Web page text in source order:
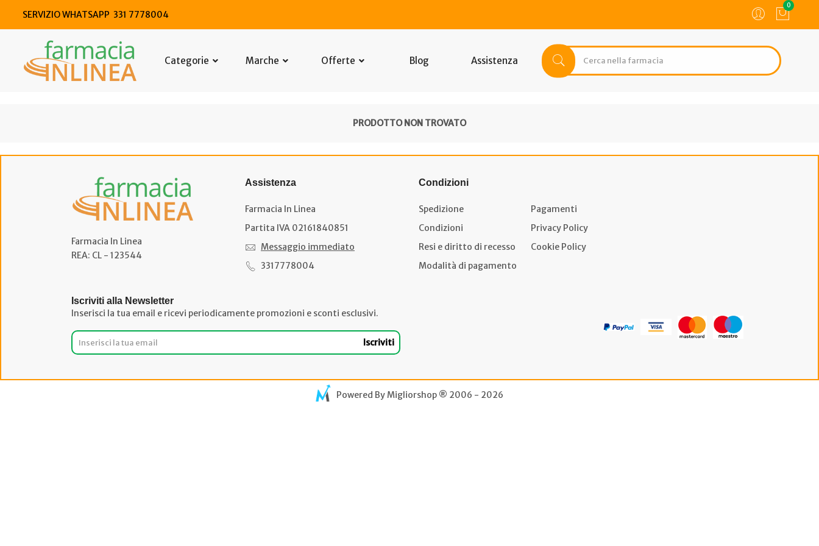
SERVIZIO WHATSAPP 331 7778004
0
Categorie Marche Offerte Blog Assistenza
PRODOTTO NON TROVATO
Farmacia In Linea
REA: CL - 123544
Assistenza
Farmacia In Linea
Partita IVA 02161840851
Messaggio immediato
3317778004
Condizioni
Spedizione
Pagamenti
Condizioni
Privacy Policy
Resi e diritto di recesso
Cookie Policy
Modalità di pagamento
Iscriviti alla Newsletter
Inserisci la tua email e ricevi periodicamente promozioni e sconti esclusivi.
Iscriviti
Powered ByMigliorshop® 2006 - 2026